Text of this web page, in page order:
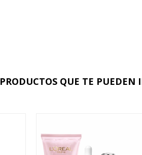
PRODUCTOS QUE TE PUEDEN